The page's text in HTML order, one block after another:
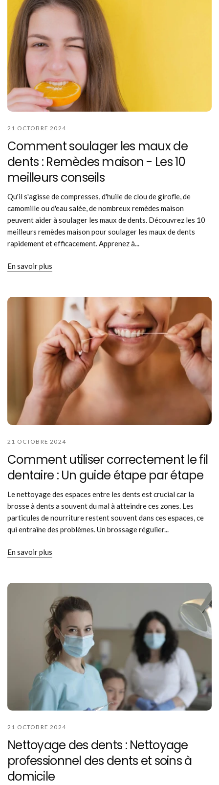
21 OCTOBRE 2024
Comment soulager les maux de
dents : Remèdes maison - Les 10
meilleurs conseils
Qu'il s'agisse de compresses, d'huile de clou de girofle, de
camomille ou d'eau salée, de nombreux remèdes maison
peuvent aider à soulager les maux de dents. Découvrez les 10
meilleurs remèdes maison pour soulager les maux de dents
rapidement et efficacement. Apprenez à...
En savoir plus
21 OCTOBRE 2024
Comment utiliser correctement le fil
dentaire : Un guide étape par étape
Le nettoyage des espaces entre les dents est crucial car la
brosse à dents a souvent du mal à atteindre ces zones. Les
particules de nourriture restent souvent dans ces espaces, ce
qui entraîne des problèmes. Un brossage régulier...
En savoir plus
21 OCTOBRE 2024
Nettoyage des dents : Nettoyage
professionnel des dents et soins à
domicile